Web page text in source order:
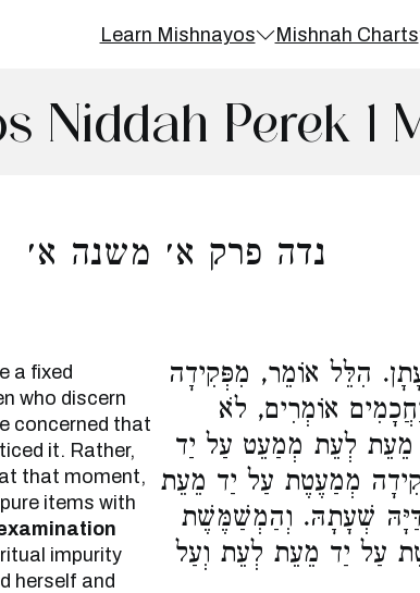
Learn Mishnayos Mishnah Charts
Niddah Perek 1
נדה פרק א׳ משנה א׳
a fixed
who discern
concerned that
it. Rather,
that moment,
items with
impurity
herself and
הִלֵּל אוֹמֵר, מִפְּקִידָה
אוֹמְרִים, לֹא
מֵעֵת לְעֵת מְמַעֵט עַל יַד
מְמַעֶטֶת עַל יַד מֵעֵת
שְׁעָתָהּ. וְהַמְשַׁמֶּשֶׁת
עַל יַד מֵעֵת לְעֵת וְעַל